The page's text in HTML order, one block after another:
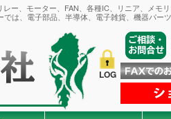
ー、モーター、FAN、各種IC、リニア、メモ
は、電子部品、半導体、電子雑貨、機器パー
LOG